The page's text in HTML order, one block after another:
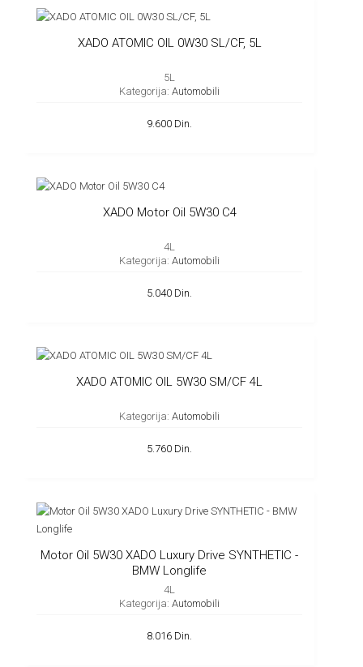
XADO ATOMIC OIL 0W30 SL/CF, 5L
5L
Kategorija: Automobili
9.600 Din.
XADO Motor Oil 5W30 C4
4L
Kategorija: Automobili
5.040 Din.
XADO ATOMIC OIL 5W30 SM/CF 4L
Kategorija: Automobili
5.760 Din.
Motor Oil 5W30 XADO Luxury Drive SYNTHETIC -
BMW Longlife
4L
Kategorija: Automobili
8.016 Din.